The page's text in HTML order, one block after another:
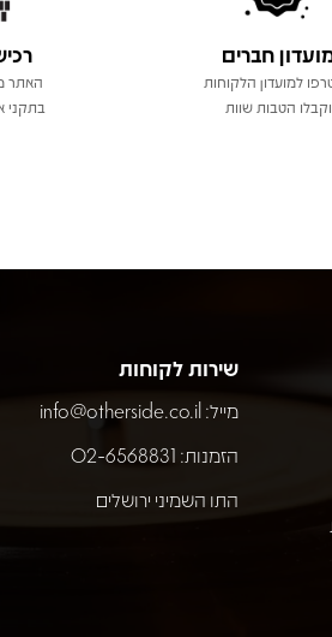
חברים
למועדון הלקוחות
וקבלו הטבות שוות
האתר
בתקני
שירות לקוחות
מייל: info@otherside.co.il
הזמנות: 02-6568831
התו השמיני ירושלים